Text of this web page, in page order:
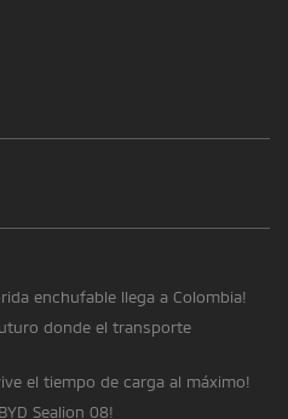
enchufable llega a Colombia!
donde el transporte
el tiempo de carga al máximo!
Sealion 08!